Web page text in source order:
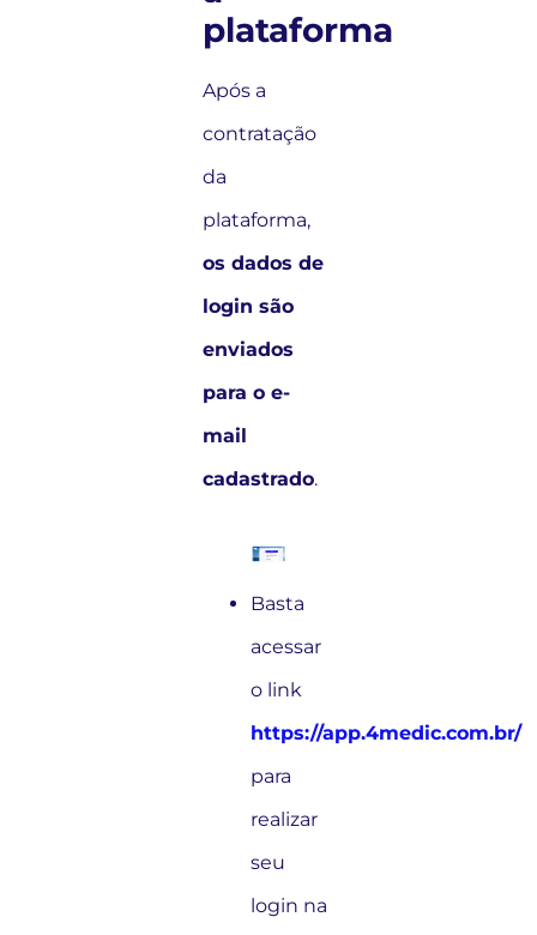
plataforma
Após a
contratação
da
plataforma,
os dados de
login são
enviados
para o e-
mail
cadastrado.
Basta
acessar
o link
https://app.4medic.com.br/
para
realizar
seu
login na